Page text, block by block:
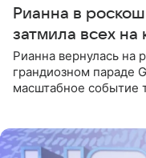
Рианна в
затмила всех
Рианна вернулась на
грандиозном параде
масштабное событие